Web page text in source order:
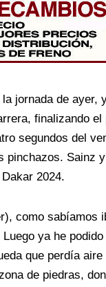
jornada de ayer,
finalizando
segundos del
Sainz
2024.
como sabíamos
ya he
que perdía
de piedras,